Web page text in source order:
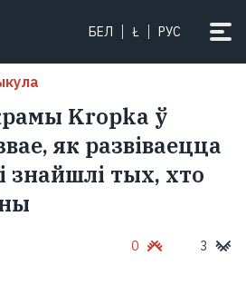
БЕЛ Ł РУС
Kropka ў
як развіваецца
знайшлі тых, хто
0 3